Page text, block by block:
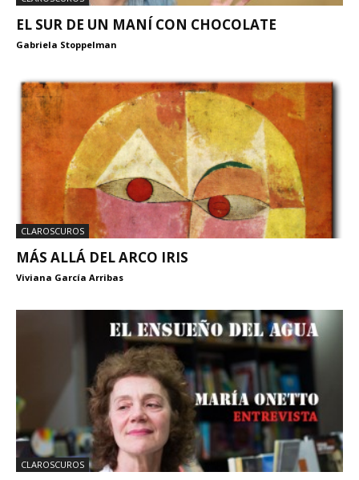
EL SUR DE UN MANÍ CON CHOCOLATE
Gabriela Stoppelman
CLAROSCUROS
MÁS ALLÁ DEL ARCO IRIS
Viviana García Arribas
CLAROSCUROS